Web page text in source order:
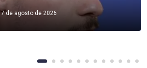
7 de agosto de 2026